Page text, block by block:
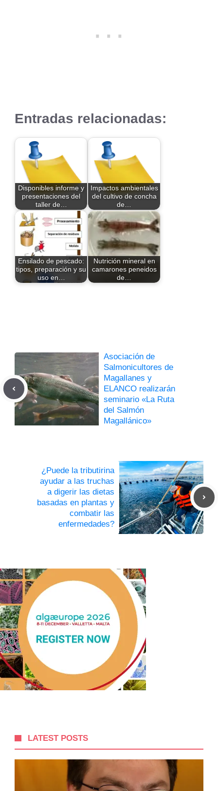
Entradas relacionadas:
Disponibles informe y
presentaciones del
taller de…
Impactos ambientales
del cultivo de concha
de…
Ensilado de pescado:
tipos, preparación y su
uso en…
Nutrición mineral en
camarones peneidos
de…
Asociación de
Salmonicultores de
Magallanes y
ELANCO realizarán
seminario «La Ruta
del Salmón
Magallánico»
¿Puede la tributirina
ayudar a las truchas
a digerir las dietas
basadas en plantas y
combatir las
enfermedades?
LATEST POSTS